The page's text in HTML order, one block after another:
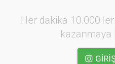
Her dakika 10.000
kazanmaya